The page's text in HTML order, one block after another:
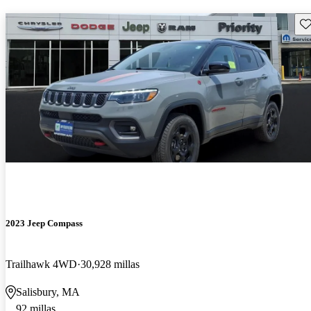
2023 Jeep Compass
Trailhawk 4WD 30,928 millas
Salisbury, MA